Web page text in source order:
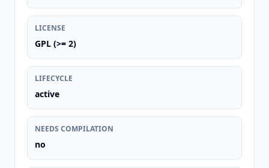
LICENSE
GPL (>= 2)
LIFECYCLE
active
NEEDS COMPILATION
no